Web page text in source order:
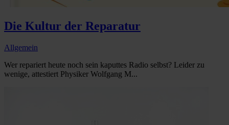
Die Kultur der Reparatur
Allgemein
Wer repariert heute noch sein kaputtes Radio selbst? Leider zu
wenige, attestiert Physiker Wolfgang M...